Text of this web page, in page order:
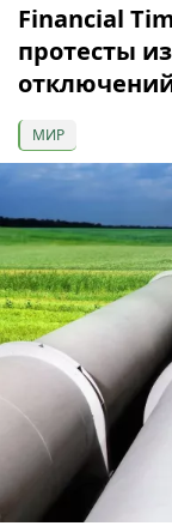
Financial
протесты
МИР